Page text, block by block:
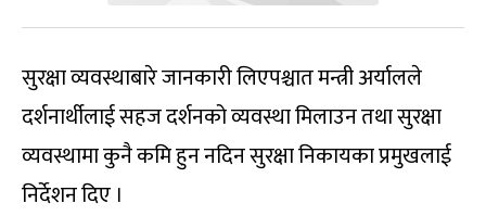
सुरक्षा व्यवस्थाबारे जानकारी लिएपश्चात मन्त्री अर्यालले
दर्शनार्थीलाई सहज दर्शनको व्यवस्था मिलाउन तथा सुरक्षा
व्यवस्थामा कुनै कमि हुन नदिन सुरक्षा निकायका प्रमुखलाई
निर्देशन दिए ।